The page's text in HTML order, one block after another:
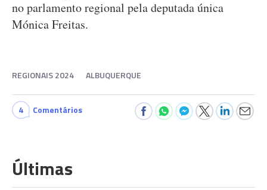
no parlamento regional pela deputada única
Mónica Freitas.
REGIONAIS 2024 ALBUQUERQUE
4 Comentários
Últimas